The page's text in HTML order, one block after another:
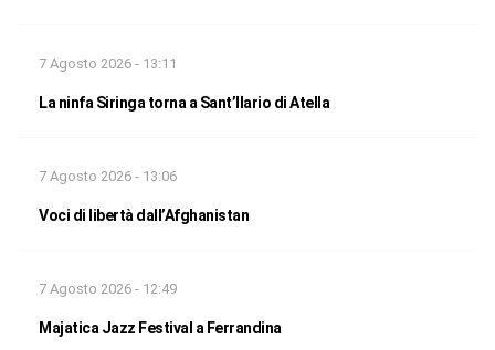
7 Agosto 2026 - 13:11
La ninfa Siringa torna a Sant’Ilario di Atella
7 Agosto 2026 - 13:06
Voci di libertà dall’Afghanistan
7 Agosto 2026 - 12:49
Majatica Jazz Festival a Ferrandina